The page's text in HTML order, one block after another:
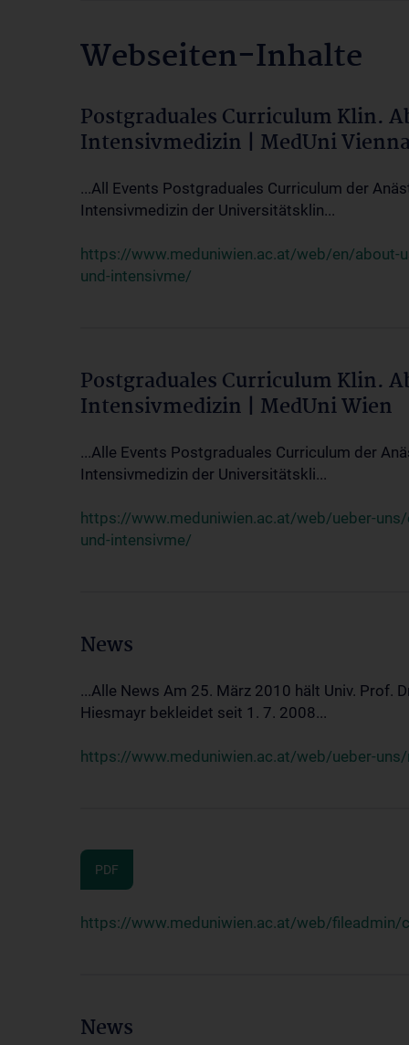
Webseiten-Inhalte
Postgraduales Curriculum Klin.
Intensivmedizin | MedUni
...All Events Postgraduales Curriculum der
Intensivmedizin der Universitätsklin...
https://www.meduniwien.ac.at/web/en/about-
und-intensivme/
Postgraduales Curriculum Klin.
Intensivmedizin | MedUni Wien
...Alle Events Postgraduales Curriculum der
Intensivmedizin der Universitätskli...
https://www.meduniwien.ac.at/web/ueber-
und-intensivme/
News
...Alle News Am 25. März 2010 hält Univ. Prof.
Hiesmayr bekleidet seit 1. 7. 2008...
https://www.meduniwien.ac.at/web/ueber-
PDF
https://www.meduniwien.ac.at/web/
News